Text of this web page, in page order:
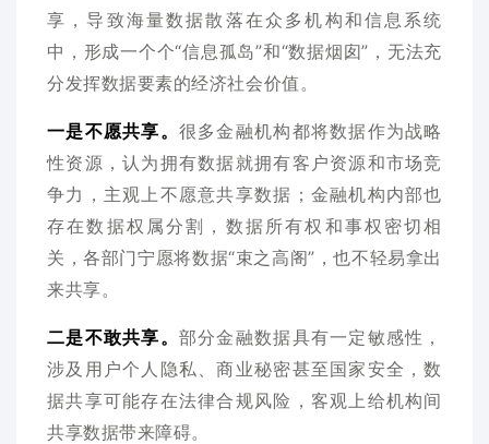
享，导致海量数据散落在众多机构和信息系统
中，形成一个个“信息孤岛”和“数据烟囱”，无法充
分发挥数据要素的经济社会价值。
一是不愿共享。 很多金融机构都将数据作为战略
性资源，认为拥有数据就拥有客户资源和市场竞
争力，主观上不愿意共享数据；金融机构内部也
存在数据权属分割，数据所有权和事权密切相
关，各部门宁愿将数据“束之高阁”，也不轻易拿出
来共享。
二是不敢共享。 部分金融数据具有一定敏感性，
涉及用户个人隐私、商业秘密甚至国家安全，数
据共享可能存在法律合规风险，客观上给机构间
共享数据带来障碍。